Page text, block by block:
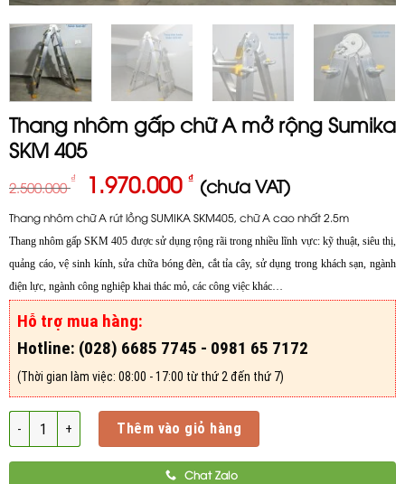
Thang nhôm gấp chữ A mở rộng Sumika
SKM 405
2.500.000
₫ Giá
là:
2.500.000 ₫.
1.970.000 ₫Giá
hiện
tại
là:
1.970.000 ₫.
(chưa VAT)
Thang nhôm chữ A rút lồng SUMIKA SKM405, chữ A cao nhất 2.5m
Thang nhôm gấp SKM 405 được sử dụng rộng rãi trong nhiều lĩnh vực: kỹ thuật, siêu thị,
quảng cáo, vệ sinh kính, sửa chữa bóng đèn, cắt tỉa cây, sử dụng trong khách sạn, ngành
điện lực, ngành công nghiệp khai thác mỏ, các công việc khác…
Hỗ trợ mua hàng:
Hotline: (028) 6685 7745 - 0981 65 7172
(Thời gian làm việc: 08:00 - 17:00 từ thứ 2 đến thứ 7)
Số lượng Thêm vào giỏ hàng
Chat Zalo